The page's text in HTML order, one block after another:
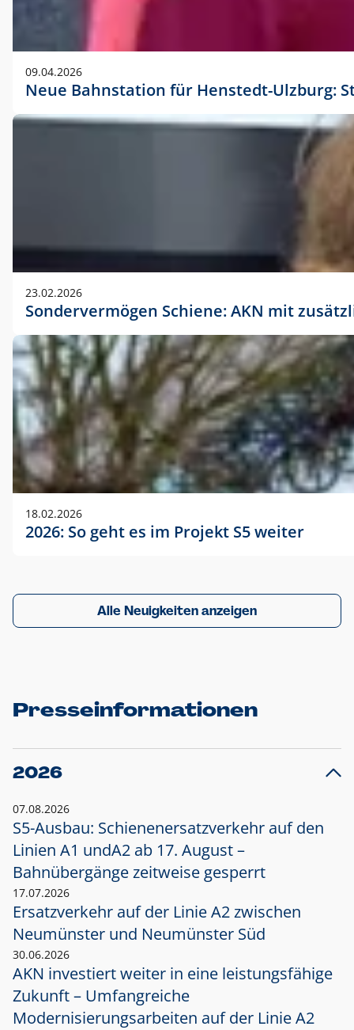
09.04.2026
Neue Bahnstation für Henstedt-Ulzburg:
23.02.2026
Sondervermögen Schiene: AKN mit
18.02.2026
2026: So geht es im Projekt S5 weiter
Alle Neuigkeiten anzeigen
Presseinformationen
2026
07.08.2026
S5-Ausbau: Schienenersatzverkehr auf den
Linien A1 undA2 ab 17. August –
Bahnübergänge zeitweise gesperrt
17.07.2026
Ersatzverkehr auf der Linie A2 zwischen
Neumünster und Neumünster Süd
30.06.2026
AKN investiert weiter in eine leistungsfähige
Zukunft – Umfangreiche
Modernisierungsarbeiten auf der Linie A2